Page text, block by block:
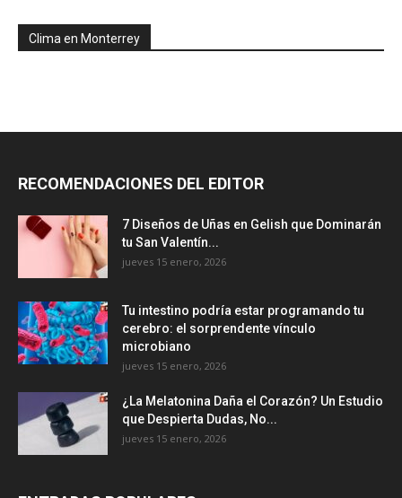
Clima en Monterrey
RECOMENDACIONES DEL EDITOR
7 Diseños de Uñas en Gelish que Dominarán
tu San Valentín...
jueves 15 enero, 2026
Tu intestino podría estar programando tu
cerebro: el sorprendente vínculo
microbiano
jueves 15 enero, 2026
¿La Melatonina Daña el Corazón? Un Estudio
que Despierta Dudas, No...
jueves 15 enero, 2026